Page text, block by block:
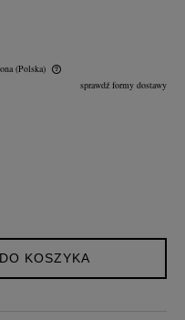
(Polska)
sprawdź formy dostawy
DO KOSZYKA